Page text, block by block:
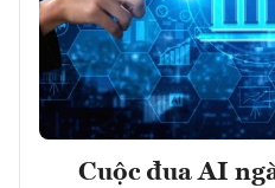
Cuộc đua AI